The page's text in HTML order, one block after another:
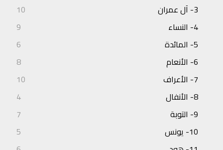
3- آل عمران
10
4- النساء
9
5- المائدة
6
6- الأنعام
8
7- الأعراف
10
8- الأنفال
4
9- التوبة
7
10- يونس
5